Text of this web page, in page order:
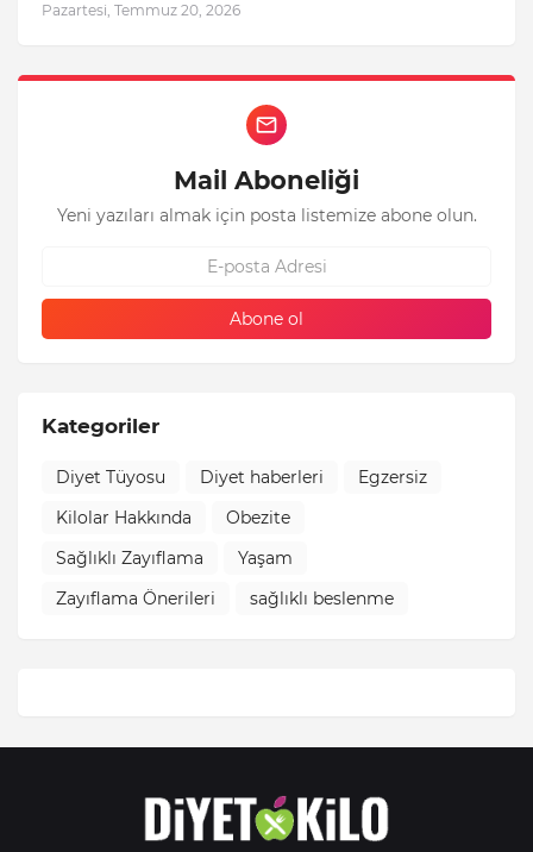
Pazartesi, Temmuz 20, 2026
Mail Aboneliği
Yeni yazıları almak için posta listemize abone olun.
Kategoriler
Diyet Tüyosu Diyet haberleri
Egzersiz
Kilolar Hakkında
Obezite
Sağlıklı Zayıflama
Yaşam
Zayıflama Önerileri
sağlıklı beslenme